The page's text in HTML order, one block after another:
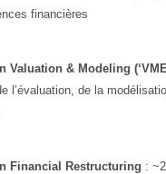
financières
Valuation & Modeling
l’évaluation, de la
Financial Restructuring :